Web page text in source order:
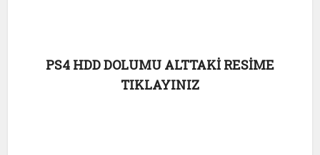
PS4 HDD DOLUMU ALTTAKİ RESİME
TIKLAYINIZ